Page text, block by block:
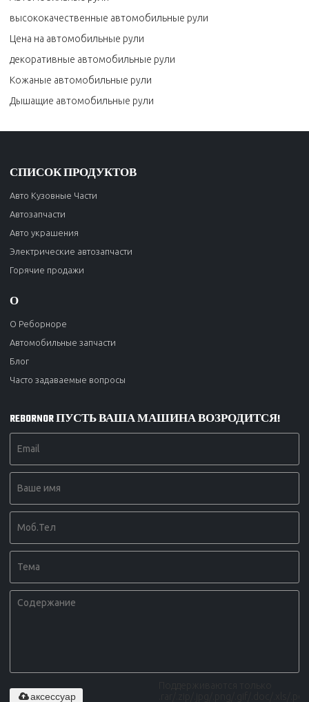
высококачественные автомобильные рули
Цена на автомобильные рули
декоративные автомобильные рули
Кожаные автомобильные рули
Дышащие автомобильные рули
СПИСОК ПРОДУКТОВ
Авто Кузовные Части
Автозапчасти
Авто украшения
Электрические автозапчасти
Горячие продажи
О
О Реборноре
Автомобильные запчасти
Блог
Часто задаваемые вопросы
REBORNOR ПУСТЬ ВАША МАШИНА ВОЗРОДИТСЯ!
аксессуар